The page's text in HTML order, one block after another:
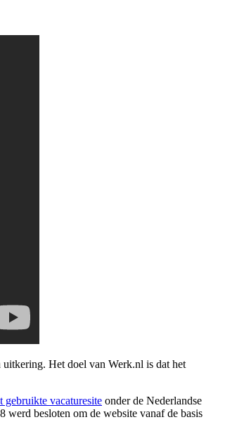
Het doel van Werk.nl is dat het
gebruikte vacaturesite onder de Nederlandse
besloten om de website vanaf de basis